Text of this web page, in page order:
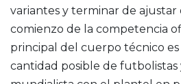
variantes y terminar de ajustar
comienzo de la competencia
principal del cuerpo técnico
cantidad posible de